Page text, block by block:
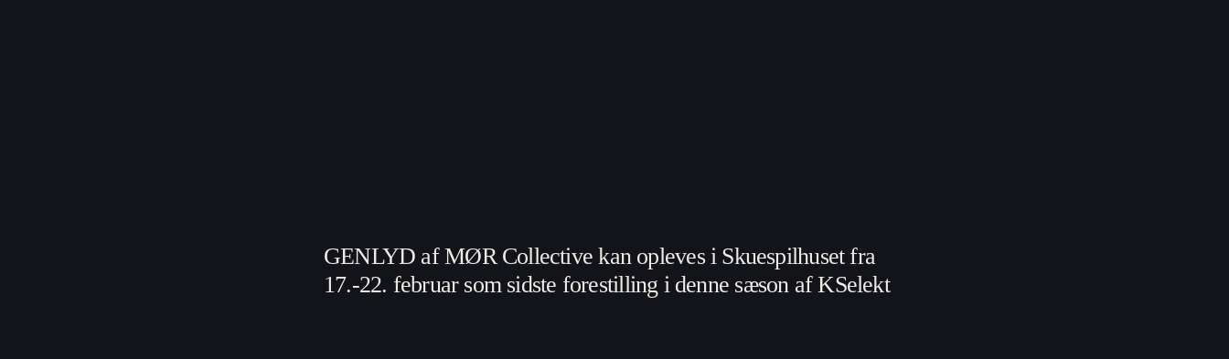
GENLYD af MØR Collective kan opleves i Skuespilhuset fra
17.-22. februar som sidste forestilling i denne sæson af KSelekt